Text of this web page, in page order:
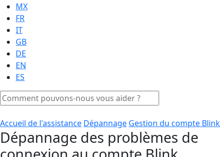
MX
FR
IT
GB
DE
EN
ES
Accueil de l'assistance Dépannage Gestion du compte Blink
Dépannage des problèmes de